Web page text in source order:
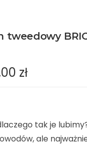
tweedowy
zł
tak je
ale